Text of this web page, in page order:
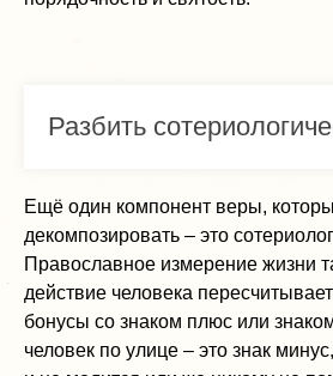
Разбить
Ещё один компонент веры,
декомпозировать – это
Православное измерение жизни
действие человека
бонусы со знаком плюс или
человек по улице – это знак